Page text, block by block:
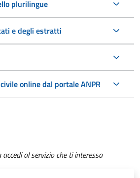
plurilingue
e degli estratti
online dal portale ANPR
al servizio che ti interessa